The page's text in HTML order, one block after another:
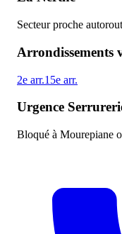
Secteur proche
Arrondissements
2e arr.15e arr.
Urgence
Bloqué à Mourepiane